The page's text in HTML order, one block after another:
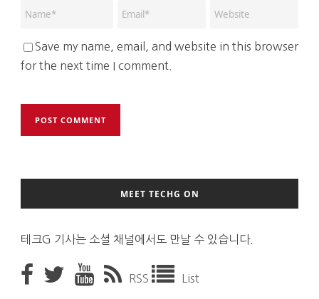
Save my name, email, and website in this browser
for the next time I comment.
MEET TECHG ON
테크G 기사는 소셜 채널에서도 만날 수 있습니다.
RSS List